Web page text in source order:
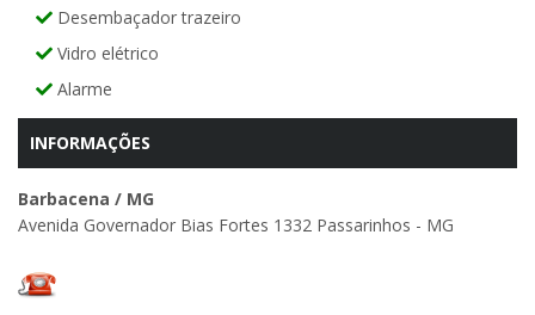
Desembaçador trazeiro
Vidro elétrico
Alarme
INFORMAÇÕES
Barbacena / MG
Avenida Governador Bias Fortes 1332 Passarinhos - MG